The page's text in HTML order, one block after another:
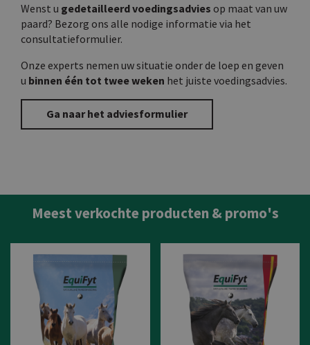
Wenst u gedetailleerd voedingsadvies op maat van uw
paard? Bezorg ons alle nodige informatie via het
consultatieformulier.
Onze experts nemen uw situatie onder de loep en geven
u binnen één tot twee weken het juiste voedingsadvies.
Ga naar het adviesformulier
Meest verkochte producten & promo's